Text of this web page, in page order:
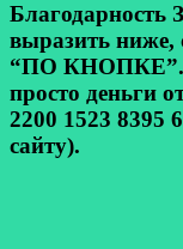
выразить ниже,
“ПО КНОПКЕ”.
просто деньги
2200 1523 8395
сайту).